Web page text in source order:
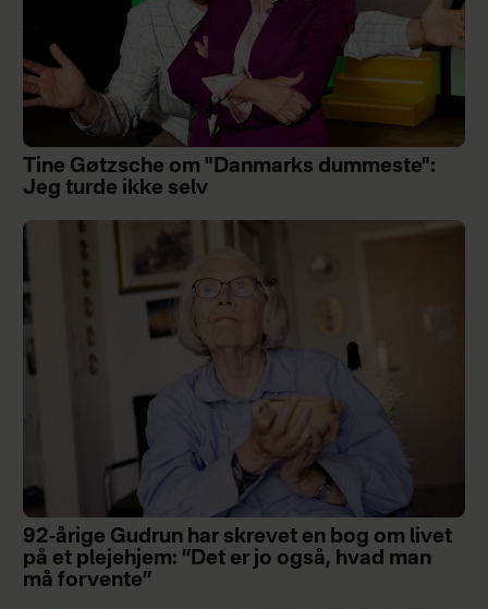
Tine Gøtzsche om "Danmarks dummeste":
Jeg turde ikke selv
92-årige Gudrun har skrevet en bog om livet
på et plejehjem: ”Det er jo også, hvad man
må forvente”